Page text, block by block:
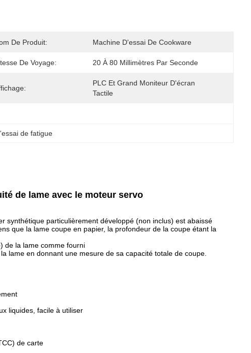
De Produit: Machine D'essai De Cookware
De Voyage: 20 À 80 Millimètres Par Seconde
PLC Et Grand Moniteur D'écran
Tactile
de fatigue
de lame avec le moteur servo
synthétique particulièrement développé (non inclus) est abaissé
que la lame coupe en papier, la profondeur de la coupe étant la
de la lame comme fourni
lame en donnant une mesure de sa capacité totale de coupe.
liquides, facile à utiliser
de carte